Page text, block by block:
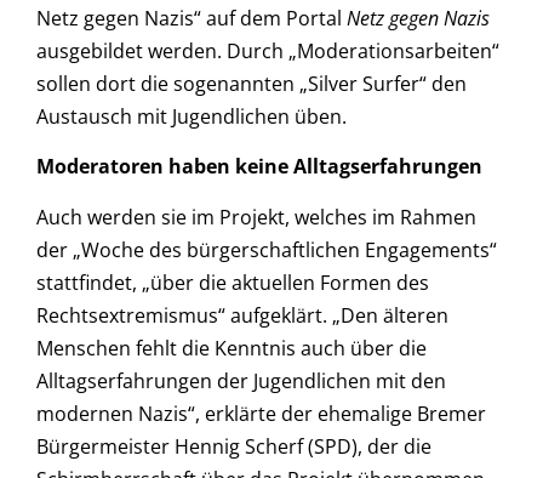
Netz gegen Nazis“ auf dem Portal Netz gegen Nazis
ausgebildet werden. Durch „Moderationsarbeiten“
sollen dort die sogenannten „Silver Surfer“ den
Austausch mit Jugendlichen üben.
Moderatoren haben keine Alltagserfahrungen
Auch werden sie im Projekt, welches im Rahmen
der „Woche des bürgerschaftlichen Engagements“
stattfindet, „über die aktuellen Formen des
Rechtsextremismus“ aufgeklärt. „Den älteren
Menschen fehlt die Kenntnis auch über die
Alltagserfahrungen der Jugendlichen mit den
modernen Nazis“, erklärte der ehemalige Bremer
Bürgermeister Hennig Scherf (SPD), der die